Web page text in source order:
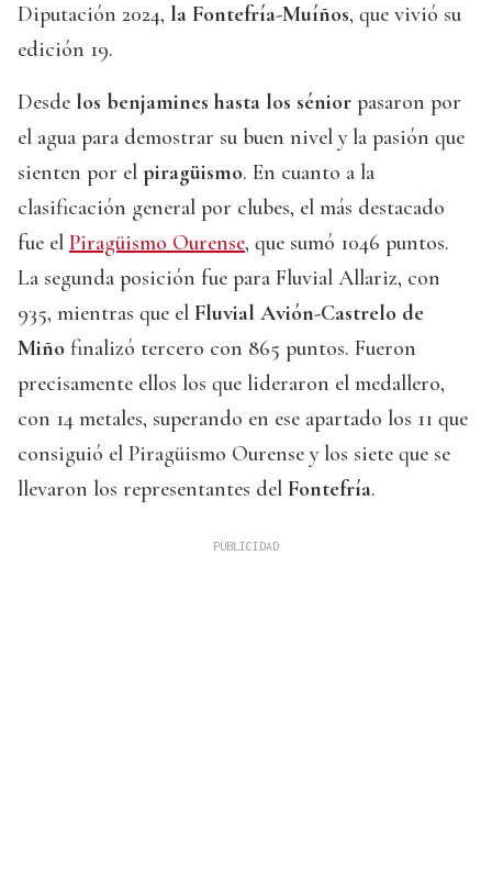
Diputación 2024, la Fontefría-Muíños, que vivió su
edición 19.
Desde los benjamines hasta los sénior pasaron por
el agua para demostrar su buen nivel y la pasión que
sienten por el piragüismo. En cuanto a la
clasificación general por clubes, el más destacado
fue el Piragüismo Ourense, que sumó 1046 puntos.
La segunda posición fue para Fluvial Allariz, con
935, mientras que el Fluvial Avión-Castrelo de
Miño finalizó tercero con 865 puntos. Fueron
precisamente ellos los que lideraron el medallero,
con 14 metales, superando en ese apartado los 11 que
consiguió el Piragüismo Ourense y los siete que se
llevaron los representantes del Fontefría.